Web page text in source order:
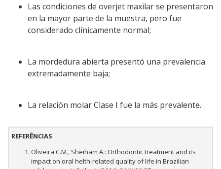
Las condiciones de overjet maxilar se presentaron
en la mayor parte de la muestra, pero fue
considerado clínicamente normal;
La mordedura abierta presentó una prevalencia
extremadamente baja;
La relación molar Clase I fue la más prevalente.
REFERÊNCIAS
Oliveira C.M., Sheiham A.: Orthodontic treatment and its
impact on oral helth-related quality of life in Brazilian